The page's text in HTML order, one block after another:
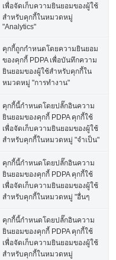
เพื่อจัดเก็บความยินยอมของผู้ใช้
สำหรับคุกกี้ในหมวดหมู่
"Analytics"
คุกกี้ถูกกำหนดโดยความยินยอม
ของคุกกี้ PDPA เพื่อบันทึกความ
ยินยอมของผู้ใช้สำหรับคุกกี้ใน
หมวดหมู่ "การทำงาน"
คุกกี้นี้กำหนดโดยปลั๊กอินความ
ยินยอมของคุกกี้ PDPA คุกกี้ใช้
เพื่อจัดเก็บความยินยอมของผู้ใช้
สำหรับคุกกี้ในหมวดหมู่ "จำเป็น"
คุกกี้นี้กำหนดโดยปลั๊กอินความ
ยินยอมของคุกกี้ PDPA คุกกี้ใช้
เพื่อจัดเก็บความยินยอมของผู้ใช้
สำหรับคุกกี้ในหมวดหมู่ "อื่นๆ
คุกกี้นี้กำหนดโดยปลั๊กอินความ
ยินยอมของคุกกี้ PDPA คุกกี้ใช้
เพื่อจัดเก็บความยินยอมของผู้ใช้
สำหรับคุกกี้ในหมวดหมู่